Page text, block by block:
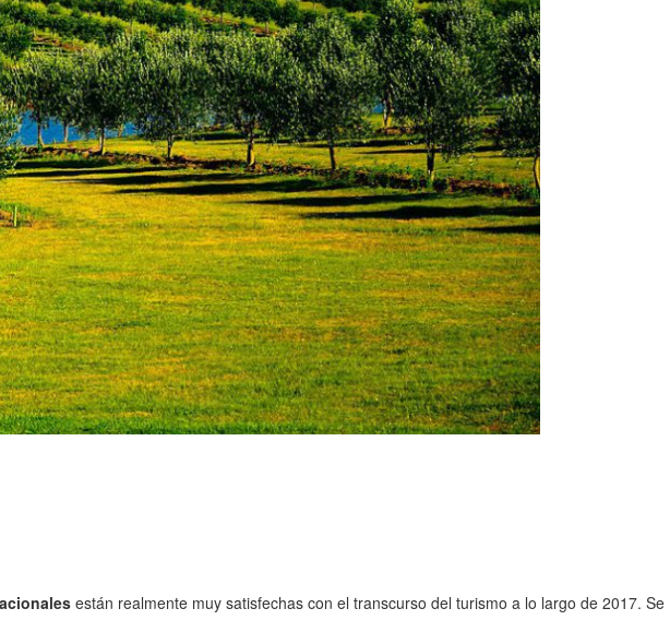
están realmente muy satisfechas con el transcurso del turismo a lo largo de 2017. Se